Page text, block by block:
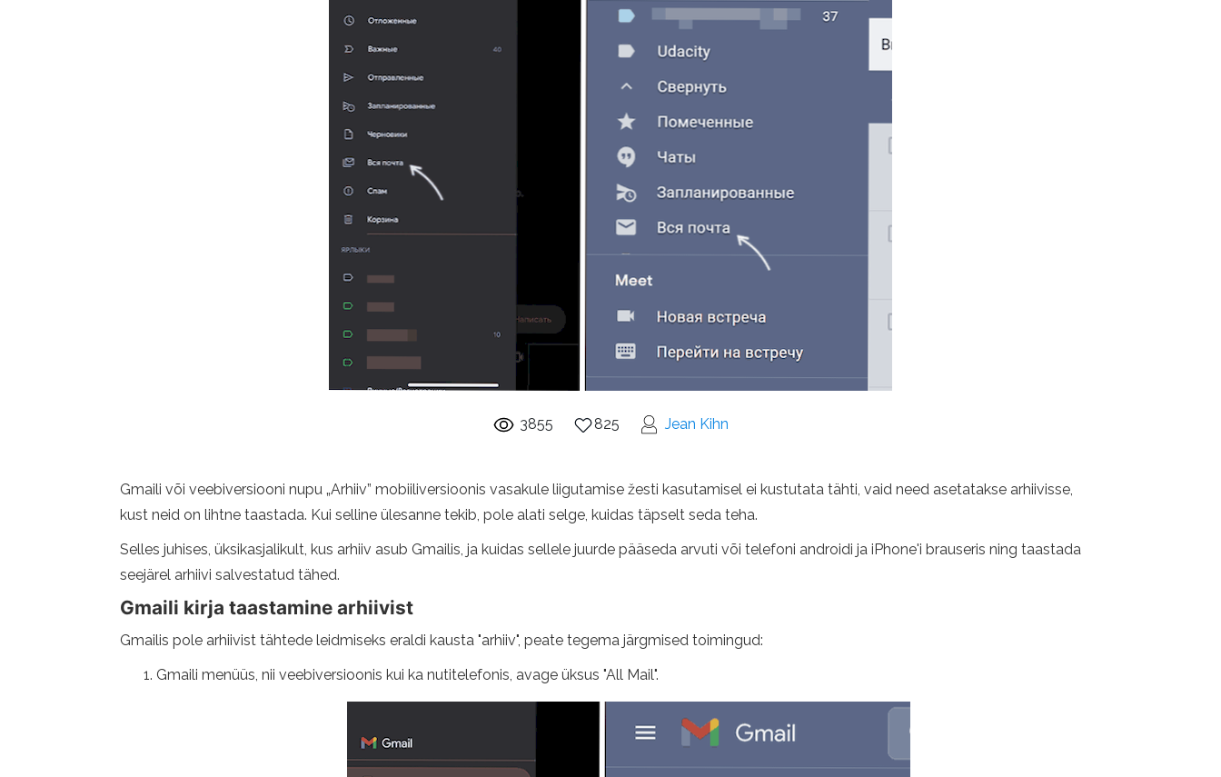
3855 825 Jean Kihn
Gmaili või veebiversiooni nupu „Arhiiv” mobiiliversioonis vasakule liigutamise žesti kasutamisel ei kustutata tähti, vaid need asetatakse arhiivisse,
kust neid on lihtne taastada. Kui selline ülesanne tekib, pole alati selge, kuidas täpselt seda teha.
Selles juhises, üksikasjalikult, kus arhiiv asub Gmailis, ja kuidas sellele juurde pääseda arvuti või telefoni androidi ja iPhone'i brauseris ning taastada
seejärel arhiivi salvestatud tähed.
Gmaili kirja taastamine arhiivist
Gmailis pole arhiivist tähtede leidmiseks eraldi kausta "arhiiv", peate tegema järgmised toimingud:
Gmaili menüüs, nii veebiversioonis kui ka nutitelefonis, avage üksus "All Mail".